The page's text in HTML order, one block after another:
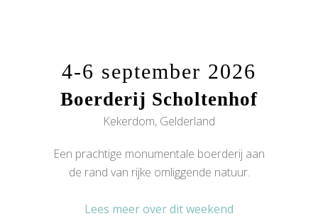
4-6 september 2026
Boerderij Scholtenhof
Kekerdom, Gelderland
Een prachtige monumentale boerderij aan
de rand van rijke omliggende natuur.
Lees meer over dit weekend